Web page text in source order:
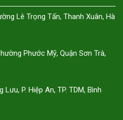
Lê Trọng Tấn, Thanh Xuân, Hà
Phước Mỹ, Quận Sơn Trà,
P. Hiệp An, TP. TDM, Bình